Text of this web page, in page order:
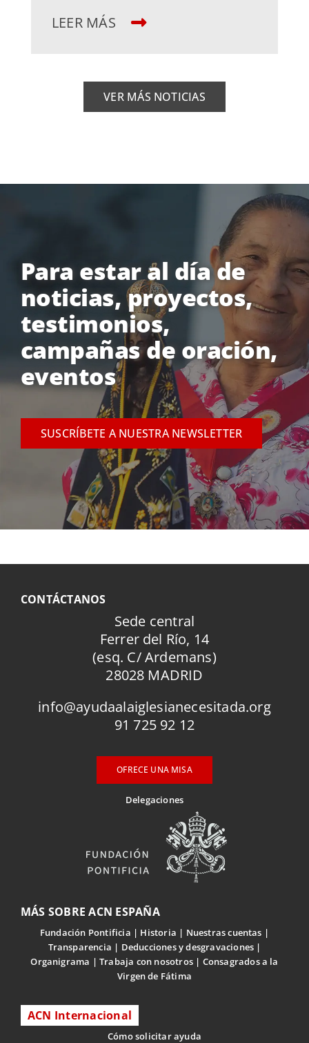
LEER MÁS
VER MÁS NOTICIAS
Para estar al día de
noticias, proyectos,
testimonios,
campañas de oración,
eventos
SUSCRÍBETE A NUESTRA NEWSLETTER
CONTÁCTANOS
Sede central
Ferrer del Río, 14
(esq. C/ Ardemans)
28028 MADRID
info@ayudaalaiglesianecesitada.org
91 725 92 12
OFRECE UNA MISA
Delegaciones
MÁS SOBRE ACN ESPAÑA
Fundación Pontificia Historia
Nuestras cuentas
Transparencia
Deducciones y desgravaciones
Organigrama
Trabaja con nosotros
Consagrados a la
Virgen de Fátima
ACN Internacional
Cómo solicitar ayuda